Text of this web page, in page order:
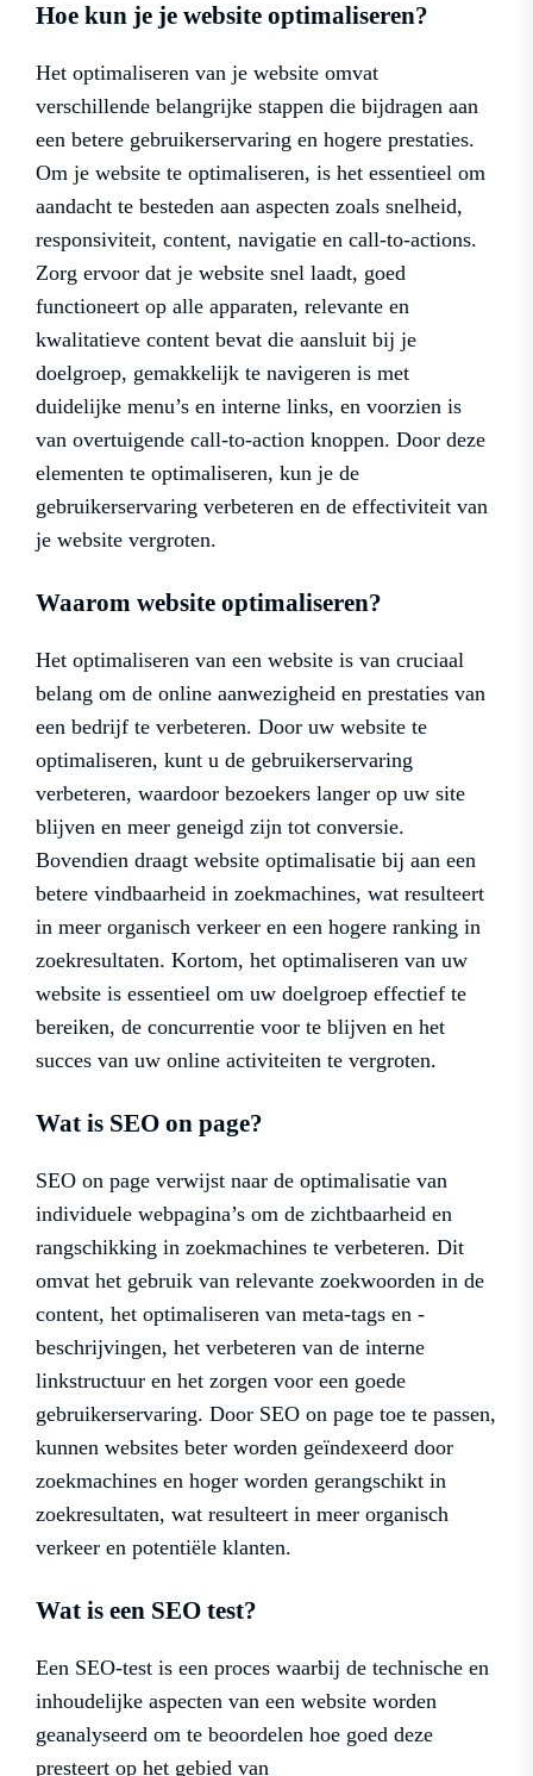
Hoe kun je je website optimaliseren?
Het optimaliseren van je website omvat
verschillende belangrijke stappen die bijdragen aan
een betere gebruikerservaring en hogere prestaties.
Om je website te optimaliseren, is het essentieel om
aandacht te besteden aan aspecten zoals snelheid,
responsiviteit, content, navigatie en call-to-actions.
Zorg ervoor dat je website snel laadt, goed
functioneert op alle apparaten, relevante en
kwalitatieve content bevat die aansluit bij je
doelgroep, gemakkelijk te navigeren is met
duidelijke menu’s en interne links, en voorzien is
van overtuigende call-to-action knoppen. Door deze
elementen te optimaliseren, kun je de
gebruikerservaring verbeteren en de effectiviteit van
je website vergroten.
Waarom website optimaliseren?
Het optimaliseren van een website is van cruciaal
belang om de online aanwezigheid en prestaties van
een bedrijf te verbeteren. Door uw website te
optimaliseren, kunt u de gebruikerservaring
verbeteren, waardoor bezoekers langer op uw site
blijven en meer geneigd zijn tot conversie.
Bovendien draagt website optimalisatie bij aan een
betere vindbaarheid in zoekmachines, wat resulteert
in meer organisch verkeer en een hogere ranking in
zoekresultaten. Kortom, het optimaliseren van uw
website is essentieel om uw doelgroep effectief te
bereiken, de concurrentie voor te blijven en het
succes van uw online activiteiten te vergroten.
Wat is SEO on page?
SEO on page verwijst naar de optimalisatie van
individuele webpagina’s om de zichtbaarheid en
rangschikking in zoekmachines te verbeteren. Dit
omvat het gebruik van relevante zoekwoorden in de
content, het optimaliseren van meta-tags en -
beschrijvingen, het verbeteren van de interne
linkstructuur en het zorgen voor een goede
gebruikerservaring. Door SEO on page toe te passen,
kunnen websites beter worden geïndexeerd door
zoekmachines en hoger worden gerangschikt in
zoekresultaten, wat resulteert in meer organisch
verkeer en potentiële klanten.
Wat is een SEO test?
Een SEO-test is een proces waarbij de technische en
inhoudelijke aspecten van een website worden
geanalyseerd om te beoordelen hoe goed deze
presteert op het gebied van